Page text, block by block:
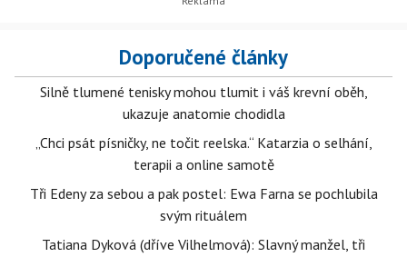
Doporučené články
Silně tlumené tenisky mohou tlumit i váš krevní oběh,
ukazuje anatomie chodidla
„Chci psát písničky, ne točit reelska.“ Katarzia o selhání,
terapii a online samotě
Tři Edeny za sebou a pak postel: Ewa Farna se pochlubila
svým rituálem
Tatiana Dyková (dříve Vilhelmová): Slavný manžel, tři